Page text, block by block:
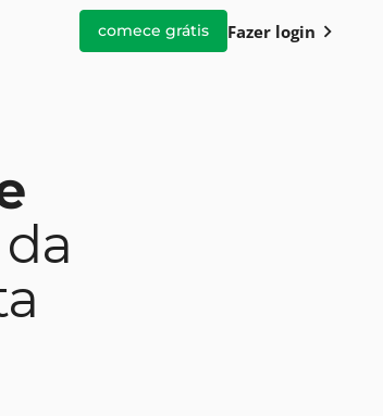
comece grátis Fazer login chevron_right